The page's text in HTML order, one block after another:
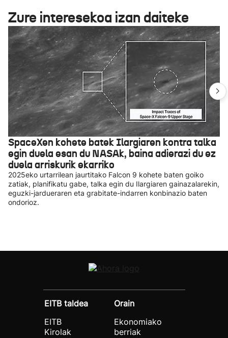
Zure interesekoa izan daiteke
SpaceXen kohete batek Ilargiaren kontra talka
egin duela esan du NASAk, baina adierazi du ez
duela arriskurik ekarriko
2025eko urtarrilean jaurtitako Falcon 9 kohete baten goiko
zatiak, planifikatu gabe, talka egin du Ilargiaren gainazalarekin,
eguzki-jardueraren eta grabitate-indarren konbinazio baten
ondorioz.
EITB taldea
EITB
Kirolak
Orain
Ekonomiako
berriak